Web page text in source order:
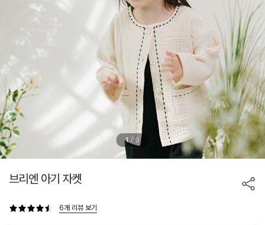
1 / 3
브리엔 아기 자켓
6개 리뷰 보기